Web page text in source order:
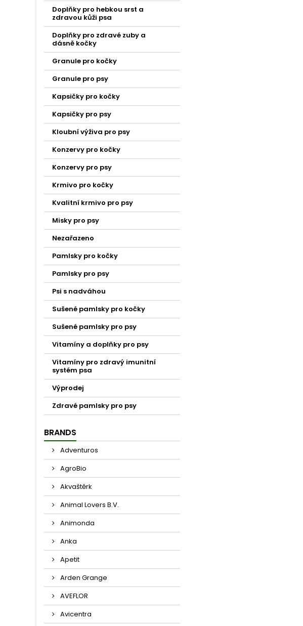
Doplňky pro hebkou srst a
zdravou kůži psa
Doplňky pro zdravé zuby a
dásně kočky
Granule pro kočky
Granule pro psy
Kapsičky pro kočky
Kapsičky pro psy
Kloubní výživa pro psy
Konzervy pro kočky
Konzervy pro psy
Krmivo pro kočky
Kvalitní krmivo pro psy
Misky pro psy
Nezařazeno
Pamlsky pro kočky
Pamlsky pro psy
Psi s nadváhou
Sušené pamlsky pro kočky
Sušené pamlsky pro psy
Vitamíny a doplňky pro psy
Vitamíny pro zdravý imunitní
systém psa
Výprodej
Zdravé pamlsky pro psy
BRANDS
Adventuros
AgroBio
Akvaštěrk
Animal Lovers B.V.
Animonda
Anka
Apetit
Arden Grange
AVEFLOR
Avicentra